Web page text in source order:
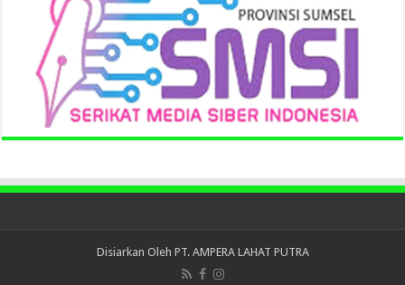
Disiarkan Oleh PT. AMPERA LAHAT PUTRA